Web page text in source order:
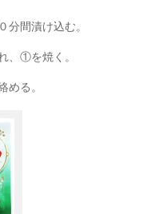
間漬け込む。
、①を焼く。
める。